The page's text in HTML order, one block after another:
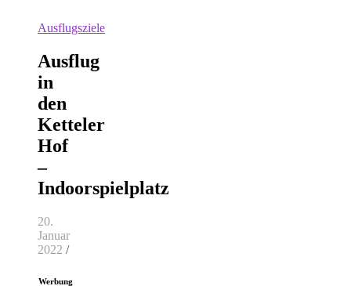
Ausflugsziele
Ausflug
in
den
Ketteler
Hof
–
Indoorspielplatz
20.
Januar
2022 /
Werbung